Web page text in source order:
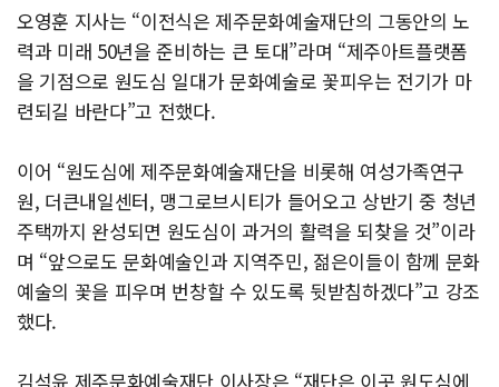
오영훈 지사는 “이전식은 제주문화예술재단의 그동안의 노
력과 미래 50년을 준비하는 큰 토대”라며 “제주아트플랫폼
을 기점으로 원도심 일대가 문화예술로 꽃피우는 전기가 마
련되길 바란다”고 전했다.
이어 “원도심에 제주문화예술재단을 비롯해 여성가족연구
원, 더큰내일센터, 맹그로브시티가 들어오고 상반기 중 청년
주택까지 완성되면 원도심이 과거의 활력을 되찾을 것”이라
며 “앞으로도 문화예술인과 지역주민, 젊은이들이 함께 문화
예술의 꽃을 피우며 번창할 수 있도록 뒷받침하겠다”고 강조
했다.
김석윤 제주문화예술재단 이사장은 “재단은 이곳 원도심에